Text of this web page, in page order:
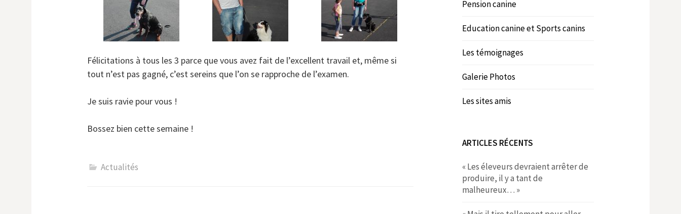
Félicitations à tous les 3 parce que vous avez fait de l’excellent travail et, même si
tout n’est pas gagné, c’est sereins que l’on se rapproche de l’examen.
Je suis ravie pour vous !
Bossez bien cette semaine !
Actualités
Pension canine
Education canine et Sports canins
Les témoignages
Galerie Photos
Les sites amis
ARTICLES RÉCENTS
« Les éleveurs devraient arrêter de
produire, il y a tant de
malheureux… »